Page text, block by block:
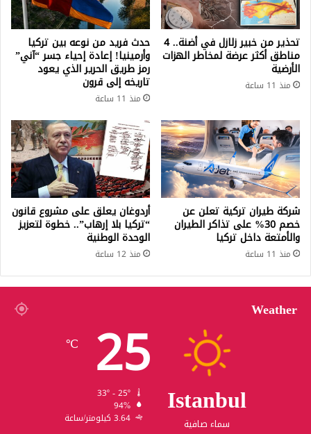
تحذير من خبير زلازل في أضنة.. 4
مناطق أكثر عرضة لمخاطر الهزات
الأرضية
منذ 11 ساعة
حدث فريد من نوعه بين تركيا
وأرمينيا! إعادة إحياء جسر “آني”
رمز طريق الحرير الذي يعود
تاريخه إلى قرون
منذ 11 ساعة
شركة طيران تركية تعلن عن
خصم 30% على تذاكر الطيران
والأمتعة داخل تركيا
منذ 11 ساعة
أردوغان يعلق على مشروع قانون
“تركيا بلا إرهاب”.. خطوة لتعزيز
الوحدة الوطنية
منذ 12 ساعة
Weather
Istanbul
سماء صافية
25
℃
94%
3.64 كيلومتر/ساعة